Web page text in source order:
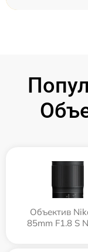
Объектив
85mm F1.8 S